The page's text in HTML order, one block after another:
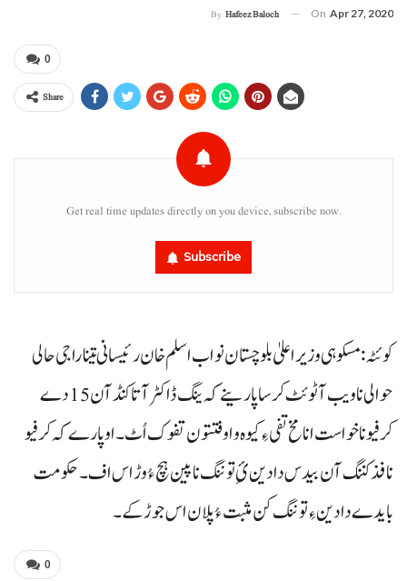
By Hafeez Baloch On Apr 27, 2020
0
Share
Get real time updates directly on you device, subscribe now.
Subscribe
کوئٹہ: مسکوہی وزیراعلیٰ بلوچستان نواب اسلم خان رئیسانی تینا راجی حالی
حوالی نا ویب آ ٹوئٹ کرسا پارینے کہ ینگ ڈاکٹر آتا کنڈ آن 15 دے
کرفیو نا خواست انا مخ تفی ءِ کیوہ و اوفتتون تفوک اُٹ۔ او پارے کہ کرفیو
نافذ کننگ آن بیدس دا دین ئِ توننگ نا پین ہچ ءُ وڑ اس اف۔ حکومت
بایدے دا دین ءِ توننگ کن مثبت ءُ پلان اس جوڑ کے۔
0